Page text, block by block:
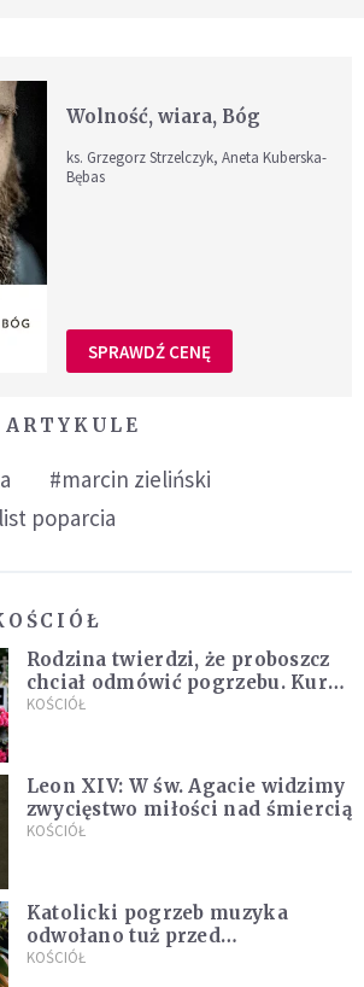
Wolność, wiara, Bóg
ks. Grzegorz Strzelczyk, Aneta Kuberska-
Bębas
SPRAWDŹ CENĘ
#marcin zieliński
poparcia
Rodzina twierdzi, że proboszcz
chciał odmówić pogrzebu. Kuria
zapowiada wyjaśnienia
KOŚCIÓŁ
Leon XIV: W św. Agacie widzimy
zwycięstwo miłości nad śmiercią
KOŚCIÓŁ
Katolicki pogrzeb muzyka
odwołano tuż przed
uroczystością. Powodem była
KOŚCIÓŁ